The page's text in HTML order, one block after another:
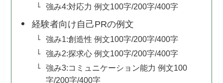
強み4:対応力 例文100字/200字/400字
経験者向け自己PRの例文
強み1:創造性 例文100字/200字/400字
強み2:探求心 例文100字/200字/400字
強み3:コミュニケーション能力 例文100
字/200字/400字